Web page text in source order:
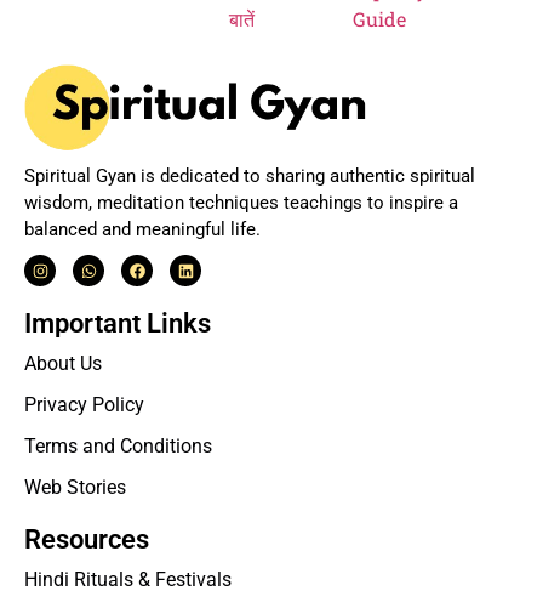
Spiritual Gyan is dedicated to sharing authentic spiritual
wisdom, meditation techniques teachings to inspire a
balanced and meaningful life.
Important Links
About Us
Privacy Policy
Terms and Conditions
Web Stories
Resources
Hindi Rituals & Festivals